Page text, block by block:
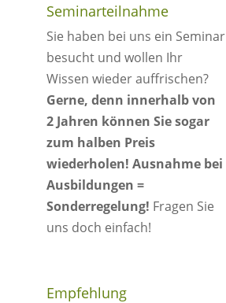
Seminarteilnahme
Sie haben bei uns ein Seminar
besucht und wollen Ihr
Wissen wieder auffrischen?
Gerne, denn innerhalb von
2 Jahren können Sie sogar
zum halben Preis
wiederholen! Ausnahme bei
Ausbildungen =
Sonderregelung! Fragen Sie
uns doch einfach!
Empfehlung